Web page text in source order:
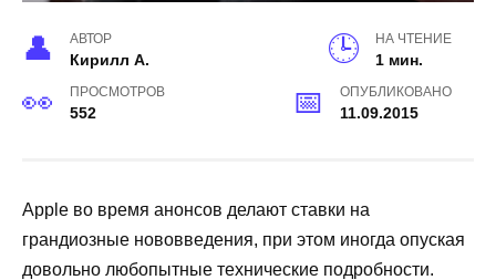
АВТОР
Кирилл А.
НА ЧТЕНИЕ
1 мин.
ПРОСМОТРОВ
552
ОПУБЛИКОВАНО
11.09.2015
Apple во время анонсов делают ставки на
грандиозные нововведения, при этом иногда опуская
довольно любопытные технические подробности.